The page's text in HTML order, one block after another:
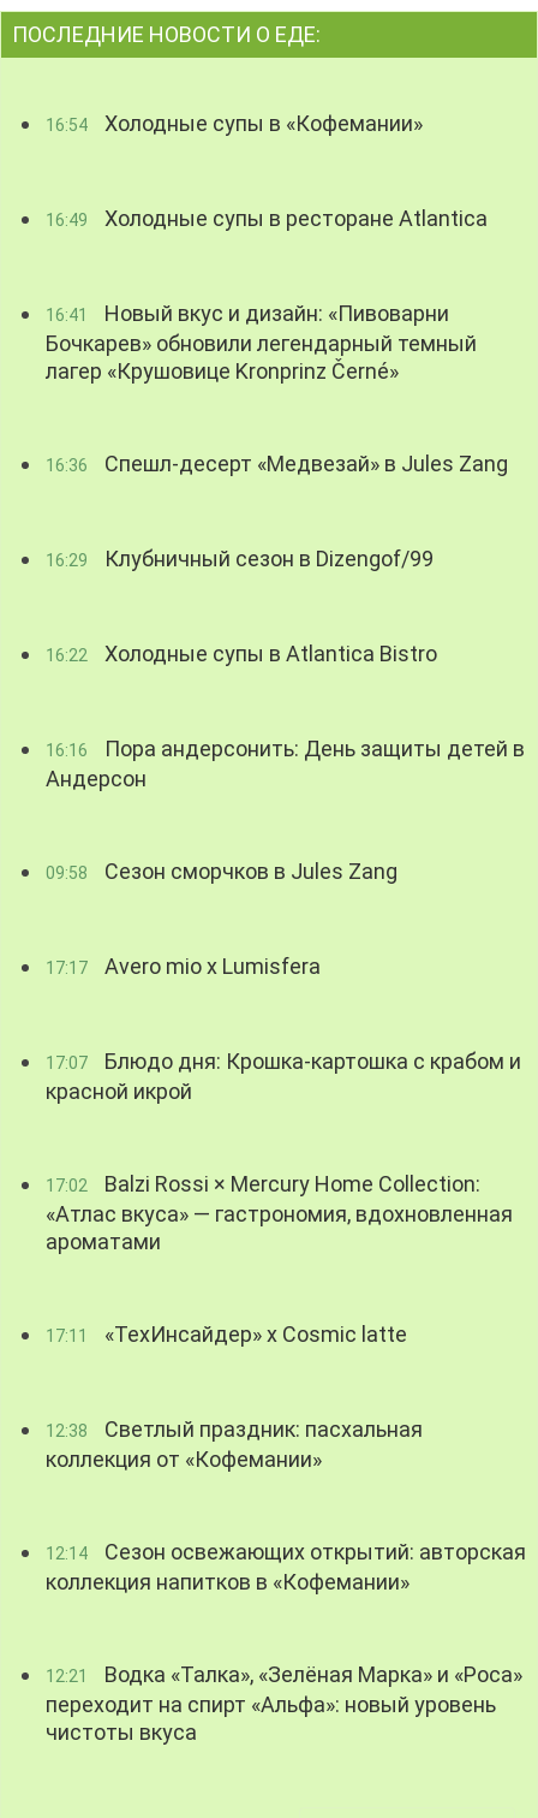
ПОСЛЕДНИЕ НОВОСТИ О ЕДЕ:
16:54 Холодные супы в «Кофемании»
16:49 Холодные супы в ресторане Atlantica
16:41
Новый вкус и дизайн: «Пивоварни
Бочкарев» обновили легендарный темный
лагер «Крушовице Kronprinz Černé»
16:36 Спешл-десерт «Медвезай» в Jules Zang
16:29 Клубничный сезон в Dizengof/99
16:22 Холодные супы в Atlantica Bistro
16:16
Пора андерсонить: День защиты детей в
Андерсон
09:58 Сезон сморчков в Jules Zang
17:17 Avero mio x Lumisfera
17:07
Блюдо дня: Крошка-картошка с крабом и
красной икрой
17:02
Balzi Rossi × Mercury Home Collection:
«Атлас вкуса» — гастрономия, вдохновленная
ароматами
17:11 «ТехИнсайдер» х Cosmic latte
12:38
Светлый праздник: пасхальная
коллекция от «Кофемании»
12:14
Сезон освежающих открытий: авторская
коллекция напитков в «Кофемании»
12:21
Водка «Талка», «Зелёная Марка» и «Роса»
переходит на спирт «Альфа»: новый уровень
чистоты вкуса